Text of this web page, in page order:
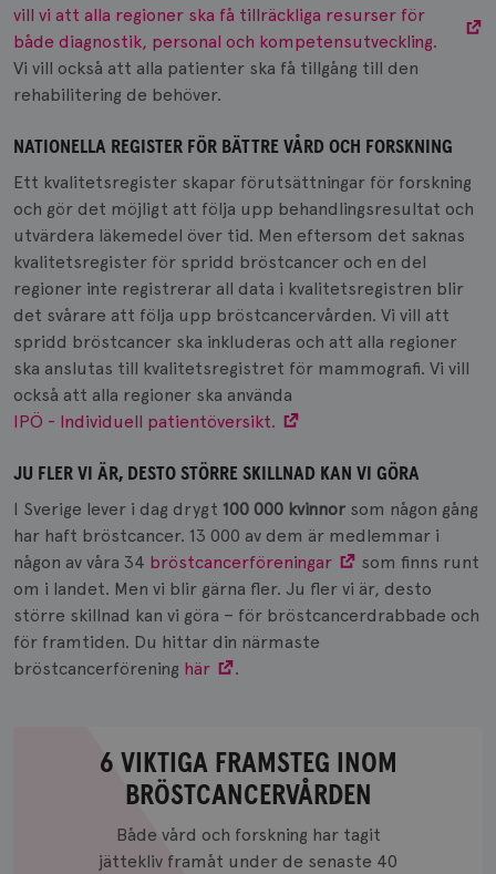
vill vi att alla regioner ska få tillräckliga resurser för
både diagnostik, personal och kompetensutveckling.
Vi vill också att alla patienter ska få tillgång till den
rehabilitering de behöver.
NATIONELLA REGISTER FÖR BÄTTRE VÅRD OCH FORSKNING
Ett kvalitetsregister skapar förutsättningar för forskning
och gör det möjligt att följa upp behandlingsresultat och
utvärdera läkemedel över tid. Men eftersom det saknas
kvalitetsregister för spridd bröstcancer och en del
regioner inte registrerar all data i kvalitetsregistren blir
det svårare att följa upp bröstcancervården. Vi vill att
spridd bröstcancer ska inkluderas och att alla regioner
ska anslutas till kvalitetsregistret för mammografi. Vi vill
också att alla regioner ska använda
IPÖ - Individuell patientöversikt.
JU FLER VI ÄR, DESTO STÖRRE SKILLNAD KAN VI GÖRA
I Sverige lever i dag drygt 100 000 kvinnor som någon gång
har haft bröstcancer. 13 000 av dem är medlemmar i
någon av våra 34 bröstcancerföreningar
som finns runt
om i landet. Men vi blir gärna fler. Ju fler vi är, desto
större skillnad kan vi göra – för bröstcancerdrabbade och
för framtiden. Du hittar din närmaste
bröstcancerförening här .
6
6 VIKTIGA FRAMSTEG INOM
BRÖSTCANCERVÅRDEN
Både vård och forskning har tagit
jättekliv framåt under de senaste 40